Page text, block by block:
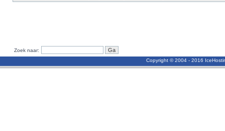
Zoek naar:
Copyright © 2004 - 2016